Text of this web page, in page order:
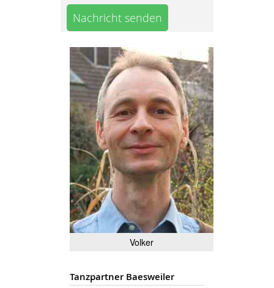
Nachricht senden
Volker
Tanzpartner Baesweiler